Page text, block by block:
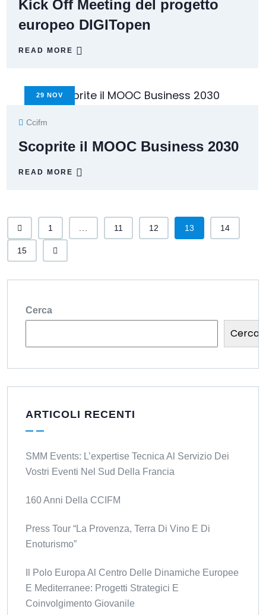
Kick Off Meeting del progetto
europeo DIGITopen
READ MORE
29 NOV
Ccifm
Scoprite il MOOC Business 2030
READ MORE
1 11 12 13 14
15
Cerca
Cerca
ARTICOLI RECENTI
SMM Events: L’expertise Tecnica Al Servizio Dei
Vostri Eventi Nel Sud Della Francia
160 Anni Della CCIFM
Press Tour “La Provenza, Terra Di Vino E Di
Enoturismo”
Il Polo Europa Al Centro Delle Dinamiche Europee
E Mediterranee: Progetti Strategici E
Coinvolgimento Giovanile